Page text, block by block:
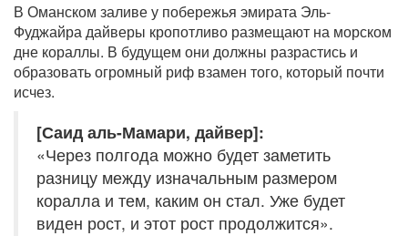
В Оманском заливе у побережья эмирата Эль-
Фуджайра дайверы кропотливо размещают на морском
дне кораллы. В будущем они должны разрастись и
образовать огромный риф взамен того, который почти
исчез.
[Саид аль-Мамари, дайвер]:
«Через полгода можно будет заметить
разницу между изначальным размером
коралла и тем, каким он стал. Уже будет
виден рост, и этот рост продолжится».